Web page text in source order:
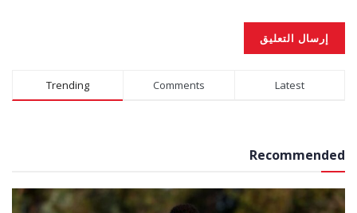
Trending Comments Latest
Recommended